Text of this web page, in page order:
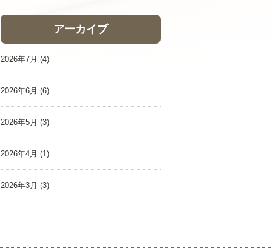
アーカイブ
2026年7月 (4)
2026年6月 (6)
2026年5月 (3)
2026年4月 (1)
2026年3月 (3)